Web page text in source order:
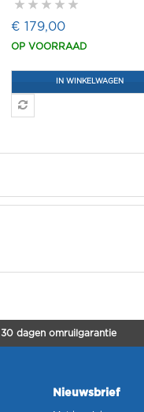
€ 179,00
OP VOORRAAD
IN WINKELWAGEN
30 dagen omruilgarantie
Nieuwsbrief